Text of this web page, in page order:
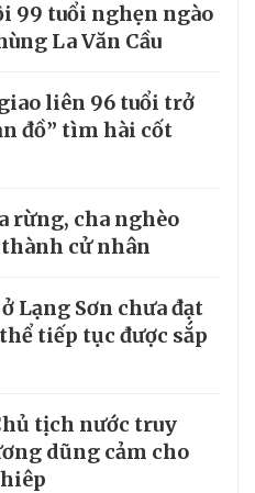
99 tuổi nghẹn ngào
La Văn Cầu
liên 96 tuổi trở
đồ” tìm hài cốt
rừng, cha nghèo
cử nhân
Lạng Sơn chưa đạt
tiếp tục được sắp
tịch nước truy
dũng cảm cho